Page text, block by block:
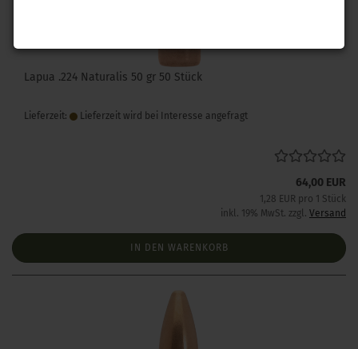
Lapua .224 Naturalis 50 gr 50 Stück
Lieferzeit: Lieferzeit wird bei Interesse angefragt
64,00 EUR
1,28 EUR pro 1 Stück
inkl. 19% MwSt. zzgl. Versand
IN DEN WARENKORB